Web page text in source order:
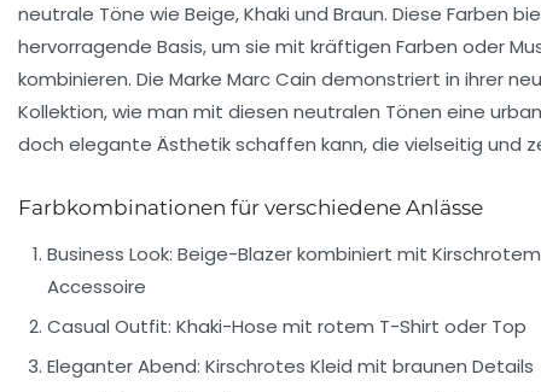
neutrale Töne wie Beige, Khaki und Braun. Diese Farben
hervorragende Basis, um sie mit kräftigen Farben oder
kombinieren. Die Marke Marc Cain demonstriert in ihrer
Kollektion, wie man mit diesen neutralen Tönen eine
doch elegante Ästhetik schaffen kann, die vielseitig und
Farbkombinationen für verschiedene Anlässe
Business Look: Beige-Blazer kombiniert mit Kirschrotem
Accessoire
Casual Outfit: Khaki-Hose mit rotem T-Shirt oder Top
Eleganter Abend: Kirschrotes Kleid mit braunen Details